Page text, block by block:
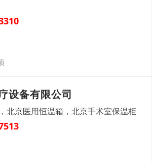
设备有限公司
北京医用恒温箱，北京手术室保温柜